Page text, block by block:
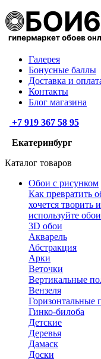
Галерея
Бонусные баллы
Доставка и
Контакты
Блог магазина
+7 919 367 58 95
Екатеринбург
Каталог товаров
Обои с рисунком
Как превратить
хочется творить
используйте
3D обои
Акварель
Абстракция
Арки
Веточки
Вертикальные
Вензеля
Горизонтальные
Гинко-билоба
Детские
Деревья
Дамаск
Доски